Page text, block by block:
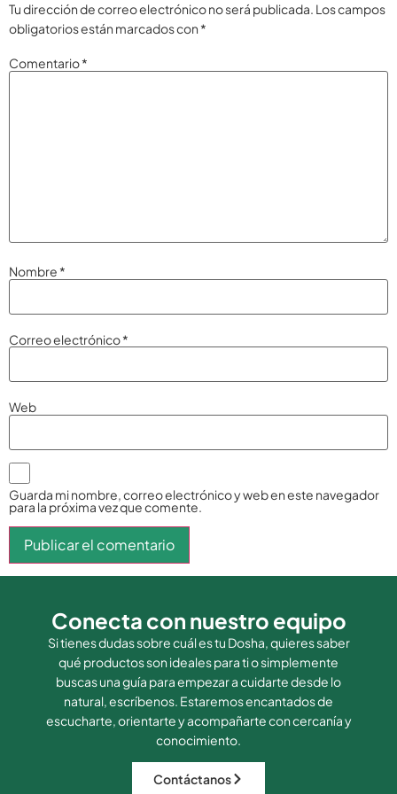
Tu dirección de correo electrónico no será publicada. Los campos
obligatorios están marcados con*
Comentario*
Nombre*
Correo electrónico*
Web
Guarda mi nombre, correo electrónico y web en este navegador
para la próxima vez que comente.
Conecta con nuestro equipo
Si tienes dudas sobre cuál es tu Dosha, quieres saber
qué productos son ideales para ti o simplemente
buscas una guía para empezar a cuidarte desde lo
natural, escríbenos. Estaremos encantados de
escucharte, orientarte y acompañarte con cercanía y
conocimiento.
Contáctanos